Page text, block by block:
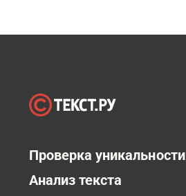
Проверка уникальности
Анализ текста